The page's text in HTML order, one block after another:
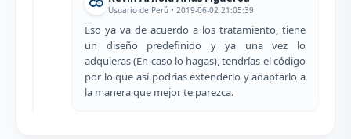
Usuario de Perú • 2019-06-02 21:05:39
Eso ya va de acuerdo a los tratamiento, tiene
un diseño predefinido y ya una vez lo
adquieras (En caso lo hagas), tendrías el código
por lo que así podrías extenderlo y adaptarlo a
la manera que mejor te parezca.